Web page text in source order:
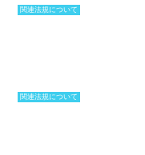
関連法規について
関連法規について